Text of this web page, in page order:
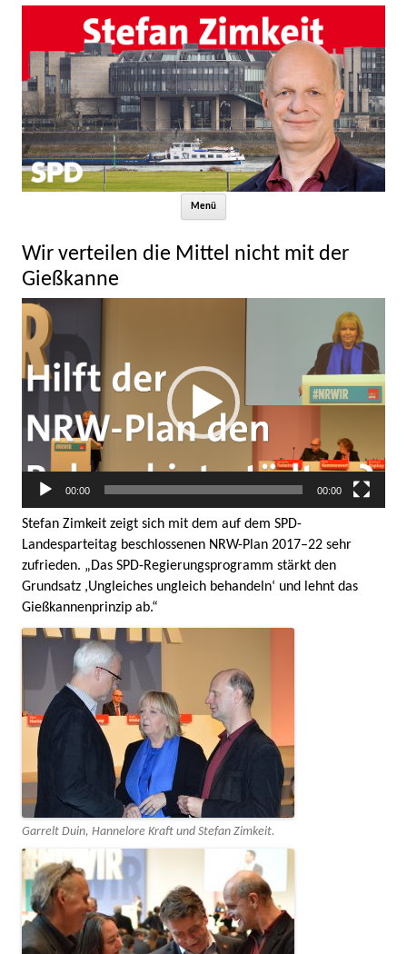
Menü
Wir verteilen die Mittel nicht mit der
Gießkanne
Video-
Player
00:00 00:00
Stefan Zimkeit zeigt sich mit dem auf dem SPD-
Landesparteitag beschlossenen NRW-Plan 2017–22 sehr
zufrieden. „Das SPD-Regierungsprogramm stärkt den
Grundsatz ,Ungleiches ungleich behandeln‘ und lehnt das
Gießkannenprinzip ab.“
Garrelt Duin, Hannelore Kraft und Stefan Zimkeit.